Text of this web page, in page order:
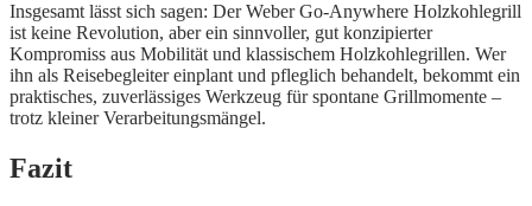
Insgesamt lässt sich sagen: Der Weber Go-Anywhere Holzkohlegrill
ist keine Revolution, aber ein sinnvoller, gut konzipierter
Kompromiss aus Mobilität und klassischem Holzkohlegrillen. Wer
ihn als Reisebegleiter einplant und pfleglich behandelt, bekommt ein
praktisches, zuverlässiges Werkzeug für spontane Grillmomente –
trotz kleiner Verarbeitungsmängel.
Fazit